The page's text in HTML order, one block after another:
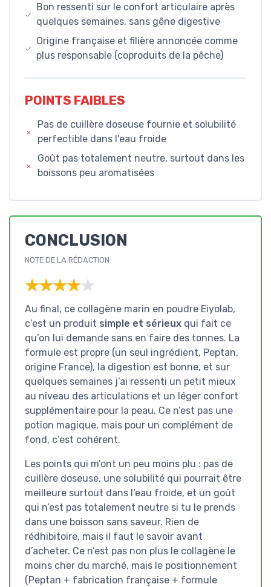
Bon ressenti sur le confort articulaire après
quelques semaines, sans gêne digestive
Origine française et filière annoncée comme
plus responsable (coproduits de la pêche)
POINTS FAIBLES
Pas de cuillère doseuse fournie et solubilité
perfectible dans l’eau froide
Goût pas totalement neutre, surtout dans les
boissons peu aromatisées
CONCLUSION
NOTE DE LA RÉDACTION
★★★★★
★★★★★
Au final, ce collagène marin en poudre Eiyolab,
c’est un produit simple et sérieux qui fait ce
qu’on lui demande sans en faire des tonnes. La
formule est propre (un seul ingrédient, Peptan,
origine France), la digestion est bonne, et sur
quelques semaines j’ai ressenti un petit mieux
au niveau des articulations et un léger confort
supplémentaire pour la peau. Ce n’est pas une
potion magique, mais pour un complément de
fond, c’est cohérent.
Les points qui m’ont un peu moins plu : pas de
cuillère doseuse, une solubilité qui pourrait être
meilleure surtout dans l’eau froide, et un goût
qui n’est pas totalement neutre si tu le prends
dans une boisson sans saveur. Rien de
rédhibitoire, mais il faut le savoir avant
d’acheter. Ce n’est pas non plus le collagène le
moins cher du marché, mais le positionnement
(Peptan + fabrication française + formule